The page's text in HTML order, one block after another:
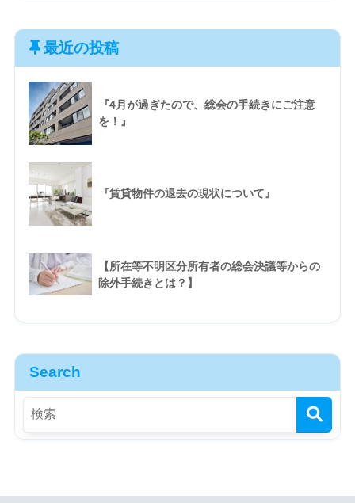
最近の投稿
『4月が過ぎたので、総会の手続きにご注意
を！』
『賃貸物件の退去の現状について』
【所在等不明区分所有者の総会決議等からの
除外手続きとは？】
Search